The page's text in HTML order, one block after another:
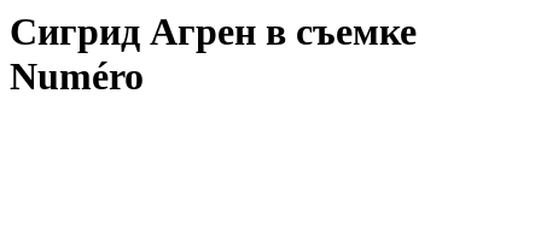
Сигрид Агрен в съемке
Numéro